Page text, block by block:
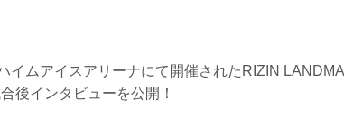
イムアイスアリーナにて開催されたRIZIN
後インタビューを公開！